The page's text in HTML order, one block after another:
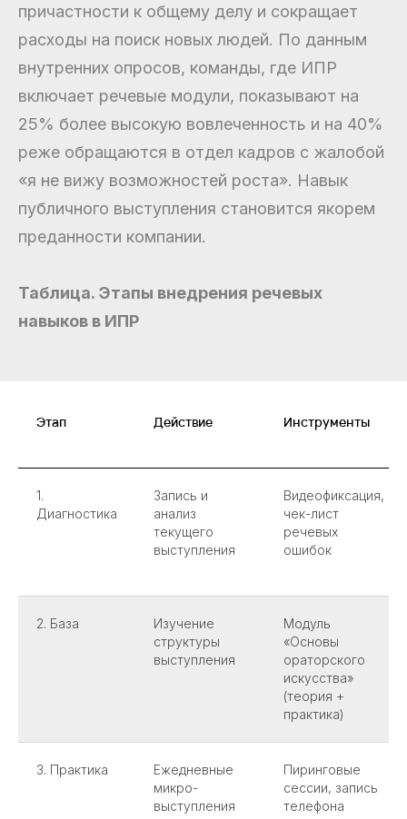
причастности к общему делу и сокращает
расходы на поиск новых людей. По данным
внутренних опросов, команды, где ИПР
включает речевые модули, показывают на
25% более высокую вовлеченность и на 40%
реже обращаются в отдел кадров с жалобой
«я не вижу возможностей роста». Навык
публичного выступления становится якорем
преданности компании.
Таблица. Этапы внедрения речевых
навыков в ИПР
Этап Действие Инструменты
1.
Диагностика
Запись и
анализ
текущего
выступления
Видеофиксация,
чек-лист
речевых
ошибок
2. База
Изучение
структуры
выступления
Модуль
«Основы
ораторского
искусства»
(теория +
практика)
3. Практика
Ежедневные
микро-
выступления
Пиринговые
сессии, запись
телефона